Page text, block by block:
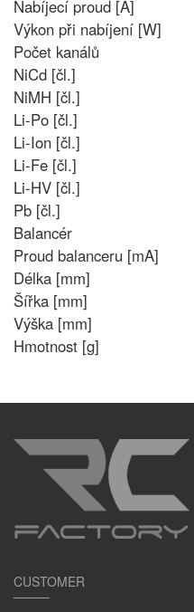
Nabíjecí proud [A]
Výkon při nabíjení [W]
Počet kanálů
NiCd [čl.]
NiMH [čl.]
Li-Po [čl.]
Li-Ion [čl.]
Li-Fe [čl.]
Li-HV [čl.]
Pb [čl.]
Balancér
Proud balanceru [mA]
Délka [mm]
Šířka [mm]
Výška [mm]
Hmotnost [g]
CUSTOMER